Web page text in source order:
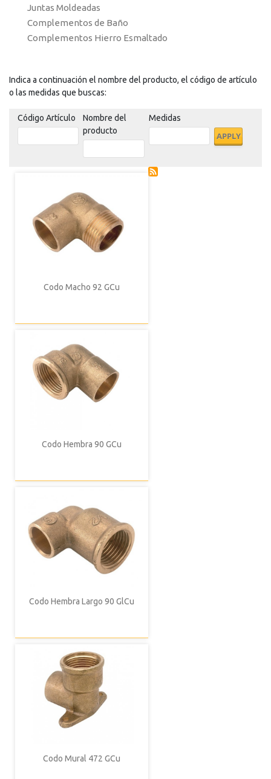
Juntas Moldeadas
Complementos de Baño
Complementos Hierro Esmaltado
Indica a continuación el nombre del producto, el código de artículo
o las medidas que buscas:
Código Artículo
Nombre del
producto
Medidas
Codo Macho 92 GCu
Codo Hembra 90 GCu
Codo Hembra Largo 90 GlCu
Codo Mural 472 GCu